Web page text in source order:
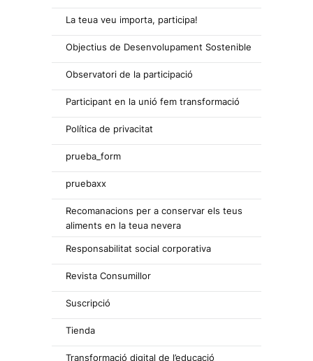
La teua veu importa, participa!
Objectius de Desenvolupament Sostenible
Observatori de la participació
Participant en la unió fem transformació
Política de privacitat
prueba_form
pruebaxx
Recomanacions per a conservar els teus
aliments en la teua nevera
Responsabilitat social corporativa
Revista Consumillor
Suscripció
Tienda
Transformació digital de l’educació